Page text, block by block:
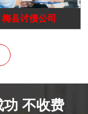
梅县讨债公司
功 不收费